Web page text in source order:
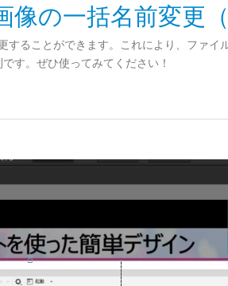
の一括名前変更（
ることができます。これにより、ファイ
す。ぜひ使ってみてください！